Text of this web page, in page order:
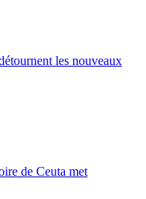
les nouveaux
de Ceuta met